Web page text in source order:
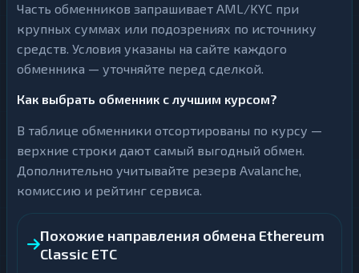
Часть обменников запрашивает AML/KYC при
крупных суммах или подозрениях по источнику
средств. Условия указаны на сайте каждого
обменника — уточняйте перед сделкой.
Как выбрать обменник с лучшим курсом?
В таблице обменники отсортированы по курсу —
верхние строки дают самый выгодный обмен.
Дополнительно учитывайте резерв Avalanche,
комиссию и рейтинг сервиса.
Похожие направления обмена Ethereum
Classic ETC